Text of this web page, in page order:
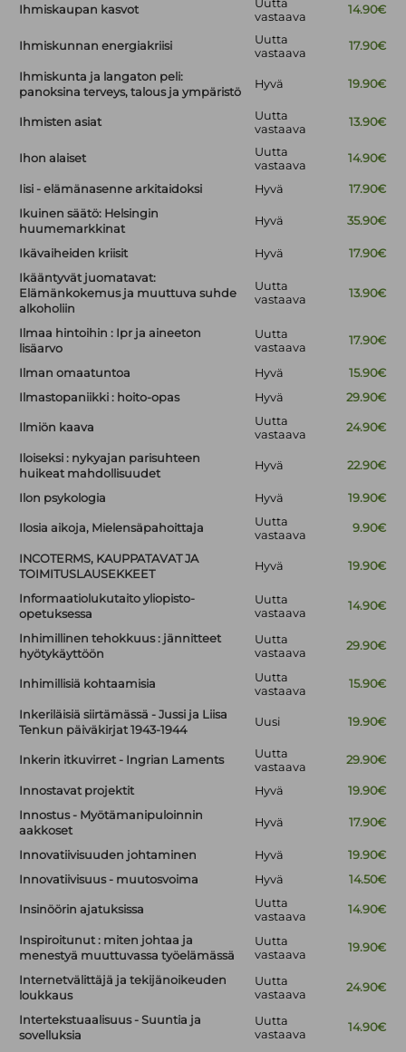
Ihmiskaupan kasvot
Uutta
vastaava
14.90€
Ihmiskunnan energiakriisi
Uutta
vastaava
17.90€
Ihmiskunta ja langaton peli:
panoksina terveys, talous ja ympäristö
Hyvä 19.90€
Ihmisten asiat
Uutta
vastaava
13.90€
Ihon alaiset
Uutta
vastaava
14.90€
Iisi - elämänasenne arkitaidoksi Hyvä
17.90€
Ikuinen säätö: Helsingin
huumemarkkinat
Hyvä 35.90€
Ikävaiheiden kriisit Hyvä
17.90€
Ikääntyvät juomatavat:
Elämänkokemus ja muuttuva suhde
alkoholiin
Uutta
vastaava
13.90€
Ilmaa hintoihin : Ipr ja aineeton
lisäarvo
Uutta
vastaava
17.90€
Ilman omaatuntoa Hyvä
15.90€
Ilmastopaniikki : hoito-opas
Hyvä 29.90€
Ilmiön kaava
Uutta
vastaava
24.90€
Iloiseksi : nykyajan parisuhteen
huikeat mahdollisuudet
Hyvä 22.90€
Ilon psykologia Hyvä 19.90€
Ilosia aikoja, Mielensäpahoittaja
Uutta
vastaava
9.90€
INCOTERMS, KAUPPATAVAT JA
TOIMITUSLAUSEKKEET
Hyvä 19.90€
Informaatiolukutaito yliopisto-
opetuksessa
Uutta
vastaava
14.90€
Inhimillinen tehokkuus : jännitteet
hyötykäyttöön
Uutta
vastaava
29.90€
Inhimillisiä kohtaamisia
Uutta
vastaava
15.90€
Inkeriläisiä siirtämässä - Jussi ja Liisa
Tenkun päiväkirjat 1943-1944
Uusi 19.90€
Inkerin itkuvirret - Ingrian Laments
Uutta
vastaava
29.90€
Innostavat projektit Hyvä
19.90€
Innostus - Myötämanipuloinnin
aakkoset
Hyvä 17.90€
Innovatiivisuuden johtaminen Hyvä
19.90€
Innovatiivisuus - muutosvoima
Hyvä 14.50€
Insinöörin ajatuksissa
Uutta
vastaava
14.90€
Inspiroitunut : miten johtaa ja
menestyä muuttuvassa työelämässä
Uutta
vastaava
19.90€
Internetvälittäjä ja tekijänoikeuden
loukkaus
Uutta
vastaava
24.90€
Intertekstuaalisuus - Suuntia ja
sovelluksia
Uutta
vastaava
14.90€